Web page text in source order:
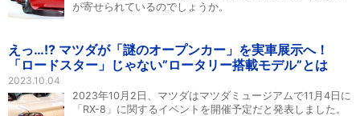
が寄せられているのでしょうか。
えっ…!? マツダが「謎のオープンカー」を実車展示へ！
「ロードスター」じゃない”ロータリー搭載モデル”とは
2023.10.04
2023年10月2日、マツダはマツダミュージアムで11月4日に
「RX-8」に関するイベントを開催予定だと発表しました。